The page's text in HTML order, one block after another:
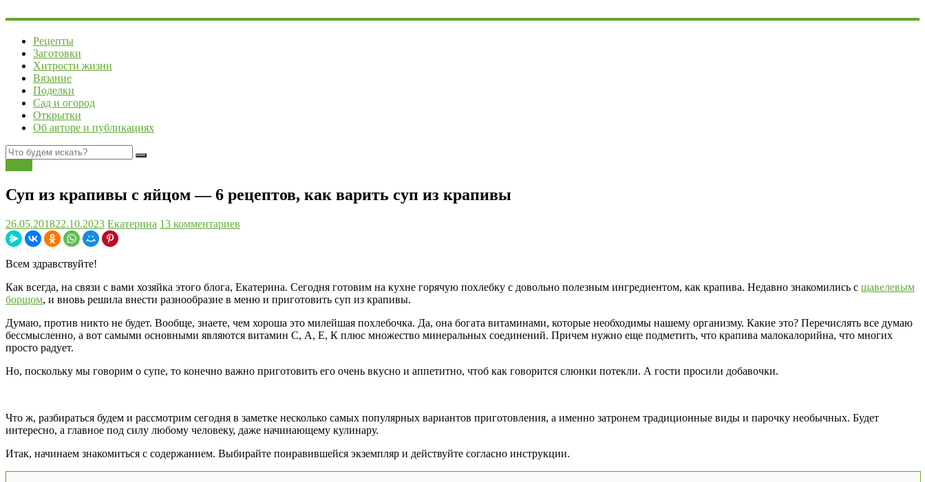
Рецепты
Заготовки
Хитрости жизни
Вязание
Поделки
Сад и огород
Открытки
Об авторе и публикациях
Суп из крапивы с яйцом — 6 рецептов, как варить суп из крапивы
26.05.201822.10.2023 Екатерина 13 комментариев
Всем здравствуйте!
Как всегда, на связи с вами хозяйка этого блога, Екатерина. Сегодня готовим на кухне горячую похлебку с довольно полезным ингредиентом, как крапива. Недавно знакомились с щавелевым
борщом, и вновь решила внести разнообразие в меню и приготовить суп из крапивы.
Думаю, против никто не будет. Вообще, знаете, чем хороша это милейшая похлебочка. Да, она богата витаминами, которые необходимы нашему организму. Какие это? Перечислять все думаю
бессмысленно, а вот самыми основными являются витамин С, А, Е, К плюс множество минеральных соединений. Причем нужно еще подметить, что крапива малокалорийна, что многих
просто радует.
Но, поскольку мы говорим о супе, то конечно важно приготовить его очень вкусно и аппетитно, чтоб как говорится слюнки потекли. А гости просили добавочки.
Что ж, разбираться будем и рассмотрим сегодня в заметке несколько самых популярных вариантов приготовления, а именно затронем традиционные виды и парочку необычных. Будет
интересно, а главное под силу любому человеку, даже начинающему кулинару.
Итак, начинаем знакомиться с содержанием. Выбирайте понравившейся экземпляр и действуйте согласно инструкции.